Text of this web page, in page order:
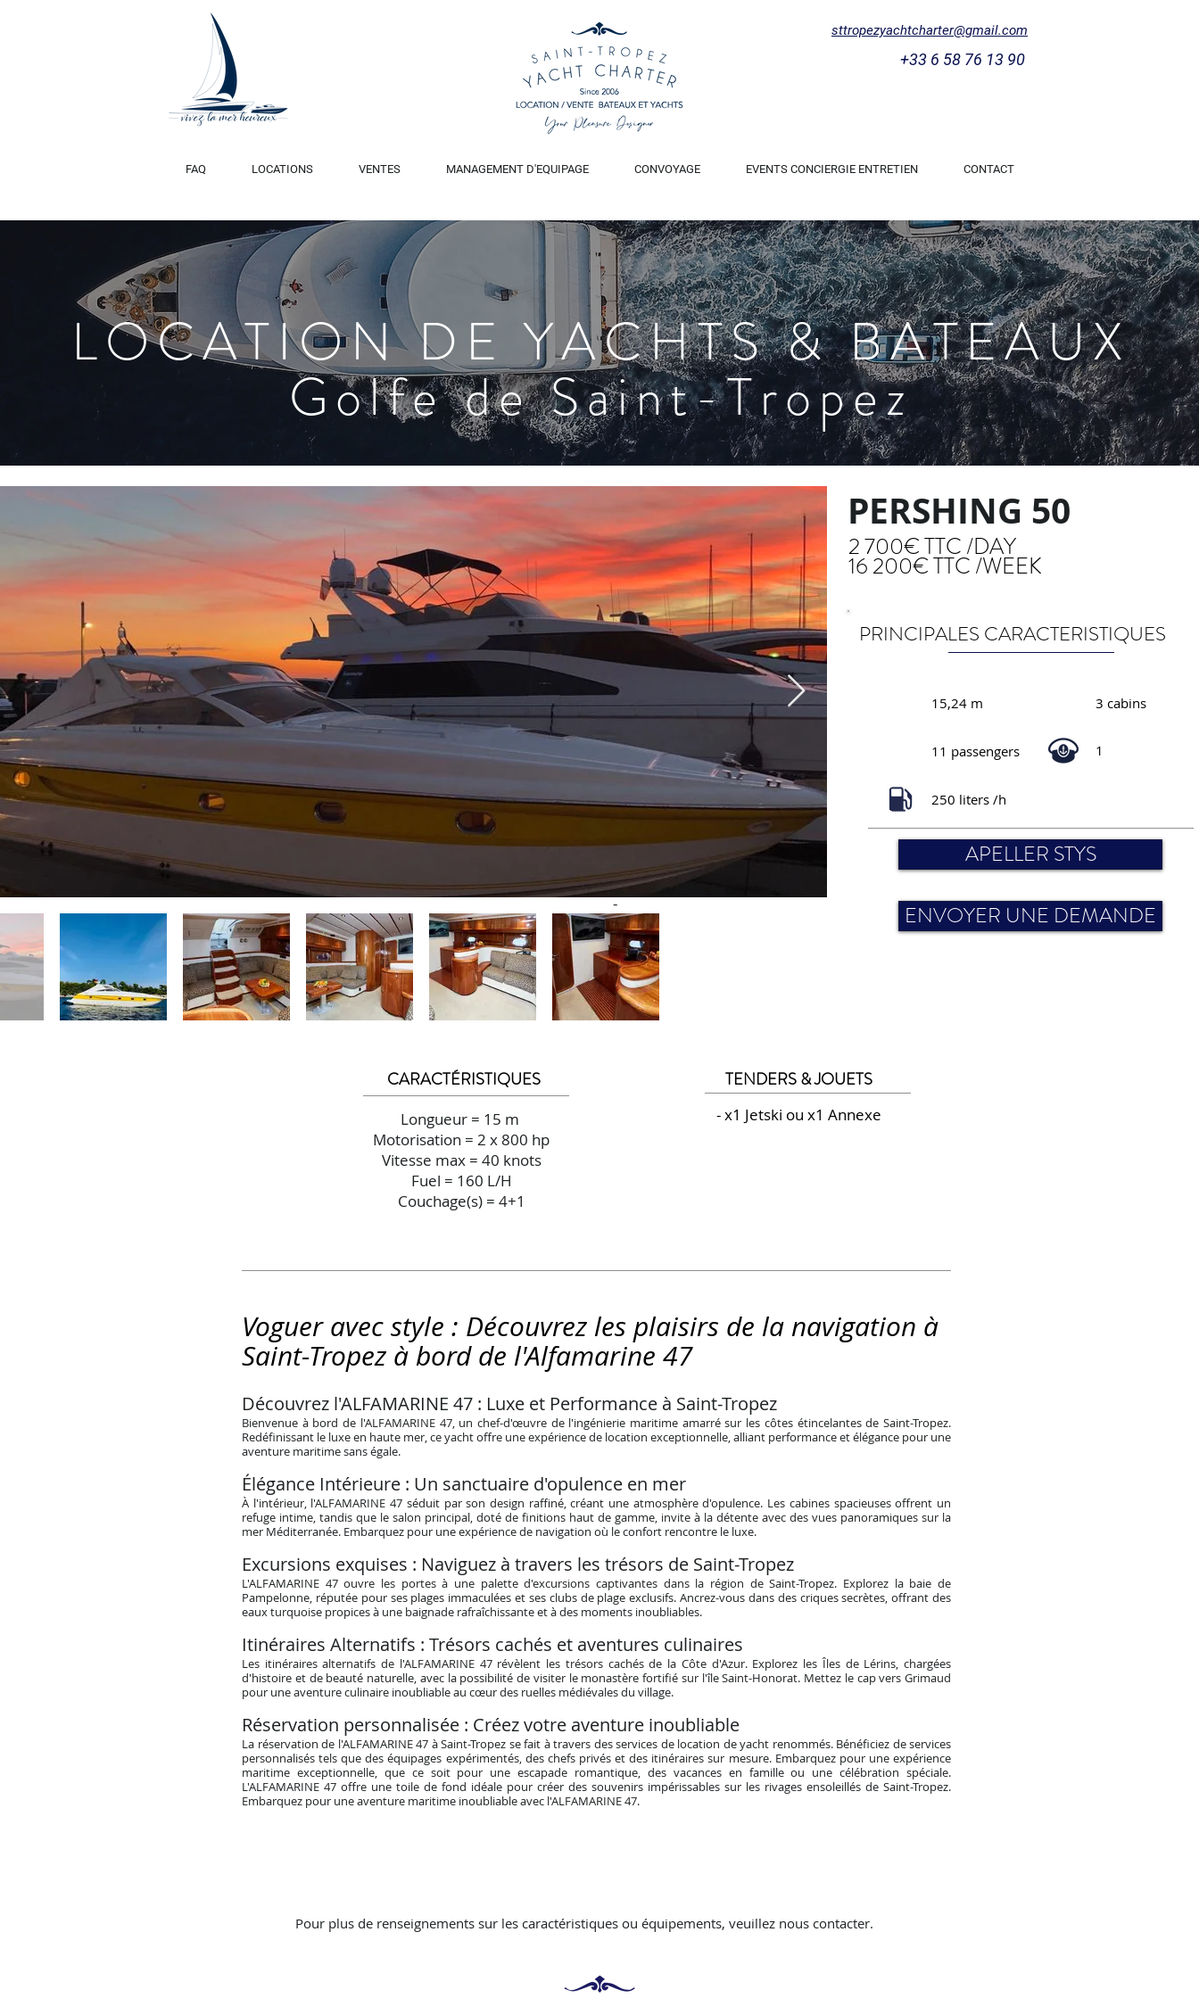
sttropezyachtcharter@gmail.com
+33 6 58 76 13 90
FAQ LOCATIONS VENTES MANAGEMENT D'EQUIPAGE CONVOYAGE EVENTS CONCIERGIE ENTRETIEN CONTACT
LOCATION DE YACHTS & BATEAUX
Golfe de Saint-Tropez
-
PERSHING 50
2 700€ TTC /DAY
16 200€ TTC /WEEK
PRINCIPALES CARACTERISTIQUES
15,24 m 3 cabins
11 passengers 1
250 liters /h
APELLER STYS
ENVOYER UNE DEMANDE
CARACTÉRISTIQUES
Longueur = 15 m
Motorisation = 2 x 800 hp
Vitesse max = 40 knots
Fuel = 160 L/H
Couchage(s) = 4+1
TENDERS & JOUETS
- x1 Jetski ou x1 Annexe
Voguer avec style : Découvrez les plaisirs de la navigation à
Saint-Tropez à bord de l'Alfamarine 47
Découvrez l'ALFAMARINE 47 : Luxe et Performance à Saint-Tropez
Bienvenue à bord de l'ALFAMARINE 47, un chef-d'œuvre de l'ingénierie maritime amarré sur les côtes étincelantes de Saint-Tropez.
Redéfinissant le luxe en haute mer, ce yacht offre une expérience de location exceptionnelle, alliant performance et élégance pour une
aventure maritime sans égale.
Élégance Intérieure : Un sanctuaire d'opulence en mer
À l'intérieur, l'ALFAMARINE 47 séduit par son design raffiné, créant une atmosphère d'opulence. Les cabines spacieuses offrent un
refuge intime, tandis que le salon principal, doté de finitions haut de gamme, invite à la détente avec des vues panoramiques sur la
mer Méditerranée. Embarquez pour une expérience de navigation où le confort rencontre le luxe.
Excursions exquises : Naviguez à travers les trésors de Saint-Tropez
L'ALFAMARINE 47 ouvre les portes à une palette d'excursions captivantes dans la région de Saint-Tropez. Explorez la baie de
Pampelonne, réputée pour ses plages immaculées et ses clubs de plage exclusifs. Ancrez-vous dans des criques secrètes, offrant des
eaux turquoise propices à une baignade rafraîchissante et à des moments inoubliables.
Itinéraires Alternatifs : Trésors cachés et aventures culinaires
Les itinéraires alternatifs de l'ALFAMARINE 47 révèlent les trésors cachés de la Côte d'Azur. Explorez les Îles de Lérins, chargées
d'histoire et de beauté naturelle, avec la possibilité de visiter le monastère fortifié sur l'île Saint-Honorat. Mettez le cap vers Grimaud
pour une aventure culinaire inoubliable au cœur des ruelles médiévales du village.
Réservation personnalisée : Créez votre aventure inoubliable
La réservation de l'ALFAMARINE 47 à Saint-Tropez se fait à travers des services de location de yacht renommés. Bénéficiez de services
personnalisés tels que des équipages expérimentés, des chefs privés et des itinéraires sur mesure. Embarquez pour une expérience
maritime exceptionnelle, que ce soit pour une escapade romantique, des vacances en famille ou une célébration spéciale.
L'ALFAMARINE 47 offre une toile de fond idéale pour créer des souvenirs impérissables sur les rivages ensoleillés de Saint-Tropez.
Embarquez pour une aventure maritime inoubliable avec l'ALFAMARINE 47.
Pour plus de renseignements sur les caractéristiques ou équipements, veuillez nous contacter.